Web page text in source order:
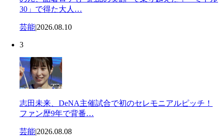
30」で得た大人…
芸能|2026.08.10
3
志田未来、DeNA主催試合で初のセレモニアルピッチ！
ファン歴9年で背番…
芸能|2026.08.08